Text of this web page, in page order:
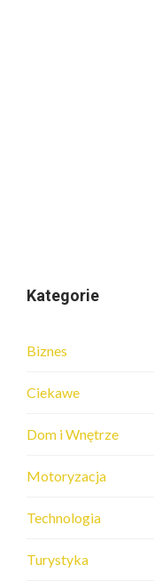
Kategorie
Biznes
Ciekawe
Dom i Wnętrze
Motoryzacja
Technologia
Turystyka